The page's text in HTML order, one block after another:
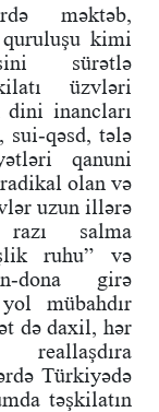
məktəb,
kimi
sürətlə
üzvləri
dini inancları
sui-qəsd, tələ
qanuni
olan və
uzun illərə
salma
ruhu” və
dona girə
mübahdır
də daxil, hər
Türkiyədə
təşkilatın